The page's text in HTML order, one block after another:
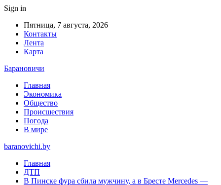
Sign in
Пятница, 7 августа, 2026
Контакты
Лента
Карта
Барановичи
Главная
Экономика
Общество
Происшествия
Погода
В мире
baranovichi.by
Главная
ДТП
В Пинске фура сбила мужчину, а в Бресте Mercedes —